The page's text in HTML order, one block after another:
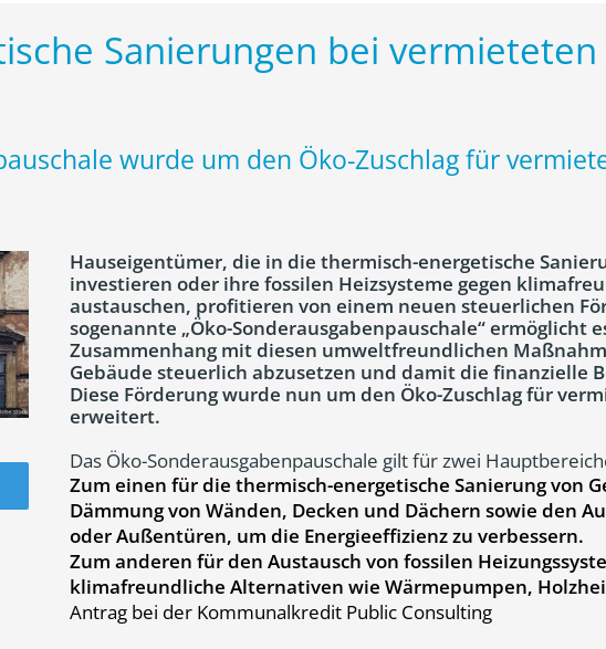
Sanierungen bei vermieteten
wurde um den Öko-Zuschlag für
Hauseigentümer, die in die thermisch-energetische
investieren oder ihre fossilen Heizsysteme gegen
austauschen, profitieren von einem neuen steuerlichen
sogenannte „Öko-Sonderausgabenpauschale“ ermöglicht
Zusammenhang mit diesen umweltfreundlichen
Gebäude steuerlich abzusetzen und damit die finanzielle
Diese Förderung wurde nun um den Öko-Zuschlag für
erweitert.
Das Öko-Sonderausgabenpauschale gilt für zwei
Zum einen für die thermisch-energetische Sanierung von
Dämmung von Wänden, Decken und Dächern sowie den
oder Außentüren, um die Energieeffizienz zu verbessern.
Zum anderen für den Austausch von fossilen
klimafreundliche Alternativen wie Wärmepumpen,
Antrag bei der Kommunalkredit Public Consulting